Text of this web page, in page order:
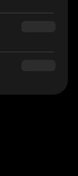
$160.00
$180.00